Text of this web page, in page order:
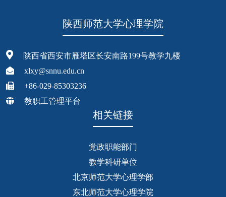
陕西师范大学心理学院
陕西省西安市雁塔区长安南路199号教学九楼
xlxy@snnu.edu.cn
+86-029-85303236
教职工管理平台
相关链接
党政职能部门
教学科研单位
北京师范大学心理学部
东北师范大学心理学院